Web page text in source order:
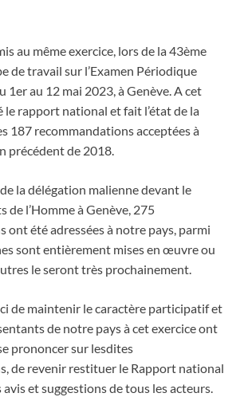
au même exercice, lors de la 43ème
de travail sur l’Examen Périodique
1er au 12 mai 2023, à Genève. A cet
le rapport national et fait l’état de la
187 recommandations acceptées à
précédent de 2018.
la délégation malienne devant le
de l’Homme à Genève, 275
ont été adressées à notre pays, parmi
sont entièrement mises en œuvre ou
le seront très prochainement.
de maintenir le caractère participatif et
de notre pays à cet exercice ont
prononcer sur lesdites
de revenir restituer le Rapport national
et suggestions de tous les acteurs.